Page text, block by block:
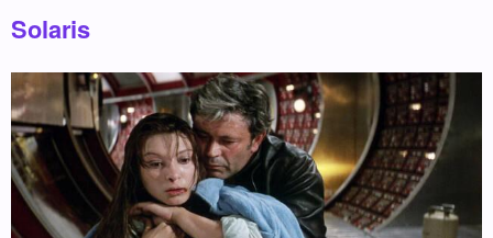
Solaris